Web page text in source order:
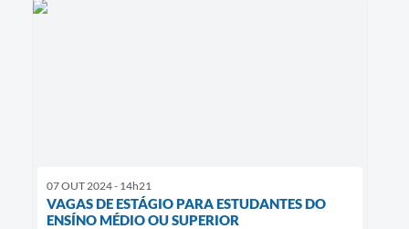
07 OUT 2024 - 14h21
VAGAS DE ESTÁGIO PARA ESTUDANTES DO
ENSÍNO MÉDIO OU SUPERIOR